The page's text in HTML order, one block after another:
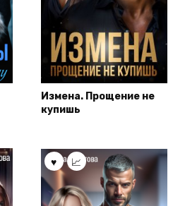
Измена. Прощение не
купишь